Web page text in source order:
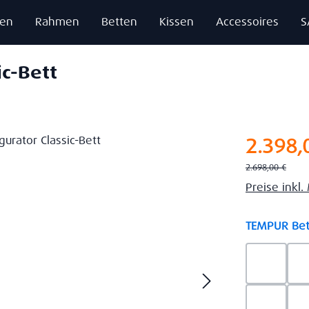
Rahmen Betten Kissen Accessoires
Bett
Regulärer Preis:
2.698,00 €
Preise inkl.
TEMPUR